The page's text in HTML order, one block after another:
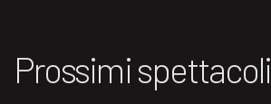
Prossimi spettacoli